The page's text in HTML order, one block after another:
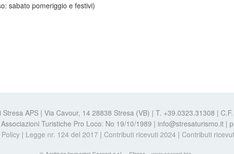
sabato pomeriggio e festivi)
APS | Via Cavour, 14 28838 Stresa (VB) | T. +39.0323.31308 |
Associazioni Turistiche Pro Loco: No 19/10/1989 | info@stresaturismo.it |
| Legge nr. 124 del 2017 | Contributi ricevuti 2024 | Contributi